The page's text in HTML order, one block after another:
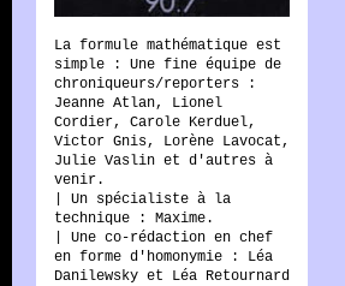
Brume
La formule mathématique est
simple : Une fine équipe de
chroniqueurs/reporters :
Jeanne Atlan, Lionel
Cordier, Carole Kerduel,
Victor Gnis, Lorène Lavocat,
Julie Vaslin et d'autres à
venir.
| Un spécialiste à la
technique : Maxime.
| Une co-rédaction en chef
en forme d'homonymie : Léa
Danilewsky et Léa Retournard